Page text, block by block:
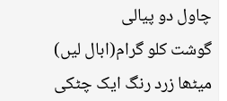
چاول دو پیالی
گوشت کلو گرام(ابال لیں)
میٹھا زرد رنگ ایک چٹکی